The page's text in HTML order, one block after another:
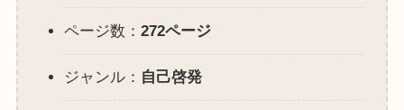
ページ数： 272ページ
ジャンル： 自己啓発